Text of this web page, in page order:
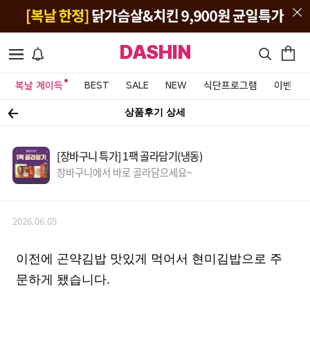
DASHIN
복날 계이득 BEST SALE NEW 식단프로그램 이벤트&
상품후기 상세
[장바구니 특가] 1팩 골라담기(냉동)
장바구니에서 바로 골라담으세요~
2026.06.05
이전에 곤약김밥 맛있게 먹어서 현미김밥으로 주
문하게 됐습니다.